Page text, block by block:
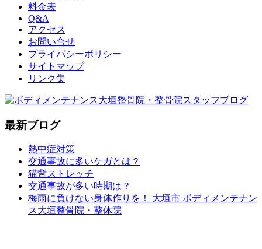
料金表
Q&A
アクセス
お問い合せ
プライバシーポリシー
サイトマップ
リンク集
最新ブログ
熱中症対策
交通事故に多いケガとは？
猫背ストレッチ
交通事故が多い時期は？
梅雨に負けない身体作りを！ 大垣市 ボディメンテナン
ス大垣整骨院・整体院